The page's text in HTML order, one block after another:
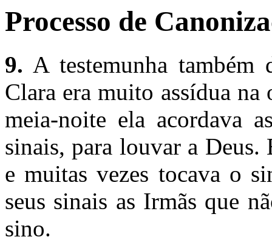
Processo de
9. A testemunha também
Clara era muito assídua
meia-noite ela acordava
sinais, para louvar a Deus.
e muitas vezes tocava o
seus sinais as Irmãs que
sino.